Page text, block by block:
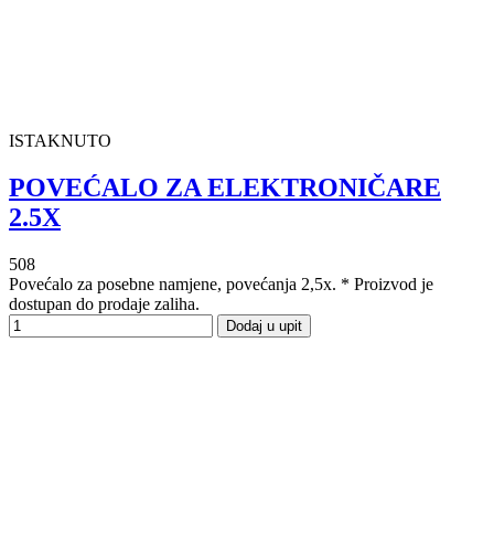
ISTAKNUTO
POVEĆALO ZA ELEKTRONIČARE
2.5X
508
Povećalo za posebne namjene, povećanja 2,5x. * Proizvod je
dostupan do prodaje zaliha.
Dodaj u upit